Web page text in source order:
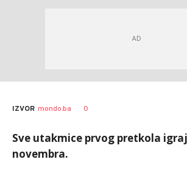
IZVOR mondo.ba 0
Sve utakmice prvog pretkola
novembra.